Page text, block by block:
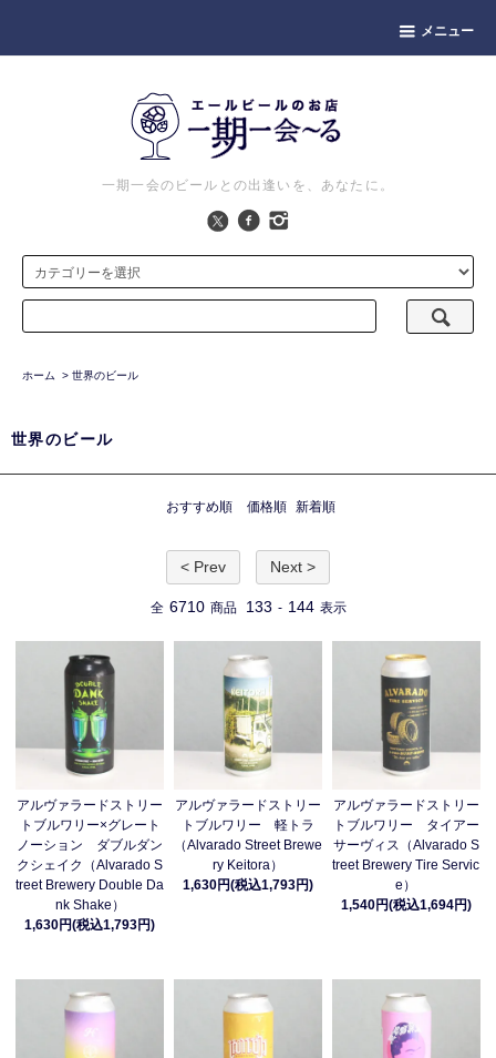
メニュー
一期一会のビールとの出逢いを、あなたに。
ホーム > 世界のビール
世界のビール
おすすめ順 価格順 新着順
< Prev Next >
全 6710 商品 133 - 144 表示
アルヴァラードストリー
トブルワリー×グレート
ノーション ダブルダン
クシェイク（Alvarado S
treet Brewery Double Da
nk Shake）
1,630円(税込1,793円)
アルヴァラードストリー
トブルワリー 軽トラ
（Alvarado Street Brewe
ry Keitora）
1,630円(税込1,793円)
アルヴァラードストリー
トブルワリー タイアー
サーヴィス（Alvarado S
treet Brewery Tire Servic
e）
1,540円(税込1,694円)